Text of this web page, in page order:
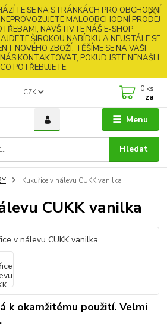
SE NA STRÁNKÁCH PRO OBCHODNÍ
MALOOBCHODNÍ PRODEJ
NAVŠTIVTE NÁŠ E-SHOP
ŠIROKOU NABÍDKU A NEUSTÁLE SE
NOVÉHO ZBOŽÍ. TĚŠÍME SE NA VAŠI
KONTAKTOVAT, POKUD JSTE NENAŠLI
CO POTŘEBUJETE.
Menu
CZK
Hledat
0 ks
za
Kukuřice v nálevu CUKK vanilka
CUKK vanilka
k okamžitému použití. Velmi